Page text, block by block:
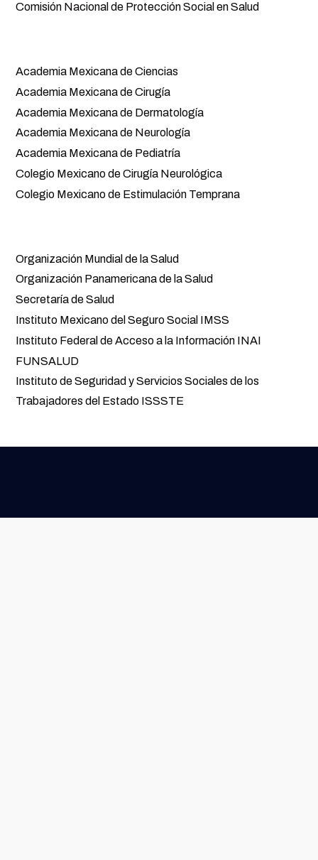
Comisión Nacional de Protección Social en Salud
Academia Mexicana de Ciencias
Academia Mexicana de Cirugía
Academia Mexicana de Dermatología
Academia Mexicana de Neurología
Academia Mexicana de Pediatría
Colegio Mexicano de Cirugía Neurológica
Colegio Mexicano de Estimulación Temprana
Organización Mundial de la Salud
Organización Panamericana de la Salud
Secretaría de Salud
Instituto Mexicano del Seguro Social IMSS
Instituto Federal de Acceso a la Información INAI
FUNSALUD
Instituto de Seguridad y Servicios Sociales de los
Trabajadores del Estado ISSSTE